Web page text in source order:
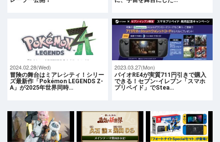
2024.02.28(Wed)
冒険の舞台はミアレシティ！シリー
ズ最新作「Pokémon LEGENDS Z-
A」が2025年世界同時…
2023.03.27(Mon)
バイオRE4が実質711円引きで購入
できる！セブン-イレブン「スマホ
プリペイド」でStea…